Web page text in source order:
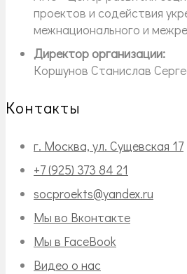
проектов и содействия
межнационального и
Директор организации:
Коршунов Станислав
Контакты
г. Москва, ул. Сущевская 17
+7 (925) 373 84 21
socproekts@yandex.ru
Мы во Вконтакте
Мы в FaceBook
Видео о нас